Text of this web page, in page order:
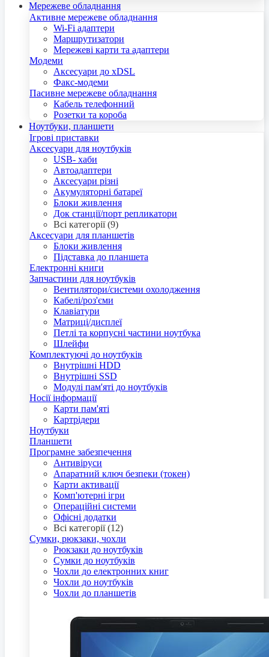
Мережеве обладнання
Активне мережеве обладнання
Wi-Fi адаптери
Маршрутизатори
Мережеві карти та адаптери
Модеми
Аксесуари до xDSL
Факс-модеми
Пасивне мережеве обладнання
Кабель телефонний
Розетки та короба
Ноутбуки, планшети
Ігрові приставки
Аксесуари для ноутбуків
USB- хаби
Автоадаптери
Аксесуари різні
Акумуляторні батареї
Блоки живлення
Док станції/порт репликатори
Всі категорії (9)
Аксесуари для планшетів
Блоки живлення
Підставка до планшета
Електронні книги
Запчастини для ноутбуків
Вентилятори/системи охолодження
Кабелі/роз'єми
Клавіатури
Матриці/дисплеї
Петлі та корпусні частини ноутбука
Шлейфи
Комплектуючі до ноутбуків
Внутрішні HDD
Внутрішні SSD
Модулі пам'яті до ноутбуків
Носії інформації
Карти пам'яті
Картрідери
Ноутбуки
Планшети
Програмне забезпечення
Антивіруси
Апаратний ключ безпеки (токен)
Карти активації
Комп'ютерні ігри
Операційні системи
Офісні додатки
Всі категорії (12)
Сумки, рюкзаки, чохли
Рюкзаки до ноутбуків
Сумки до ноутбуків
Чохли до електронних книг
Чохли до ноутбуків
Чохли до планшетів